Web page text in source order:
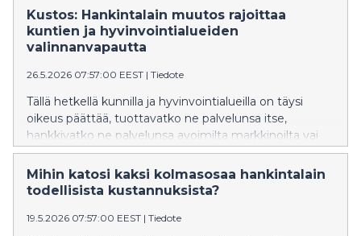
kyberturvan vaarantumista voitaisiin rajata
mahdollisimman vähäisiksi. Kuten KKV ja VM
ennakkoarvioissaan jo toivat esille, lailla tavoiteltua
tapahdu. Uusimpana vaihtoehtona inhouse-yhtiöihin
tehtäviin muutoksiin on noussut osuuskuntamalli.
Kustos: Hankintalain muutos rajoittaa
kuntien ja hyvinvointialueiden
valinnanvapautta
26.5.2026 07:57:00 EEST | Tiedote
Tällä hetkellä kunnilla ja hyvinvointialueilla on täysi
oikeus päättää, tuottavatko ne palvelunsa itse,
hankkivatko ne palvelunsa avoimilta markkinoilta vai
käyttävätkö ne osaomistamiaan inhouse-yhtiöitä.
Jatkossa näin ei olisi, mikäli hallituksen esittämä
hankintalain muutos etenee laiksi. Se rajoittaa suoraan
valinnanvapautta, Kustos ry muistuttaa.
Mihin katosi kaksi kolmasosaa hankintalain
todellisista kustannuksista?
19.5.2026 07:57:00 EEST | Tiedote